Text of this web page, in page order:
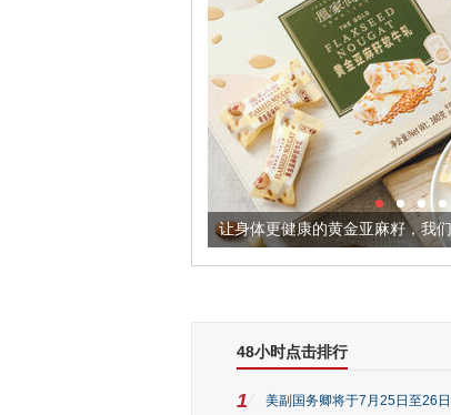
让身体更健康的黄金亚麻籽，我
48小时点击排行
1 美副国务卿将于7月25日至26